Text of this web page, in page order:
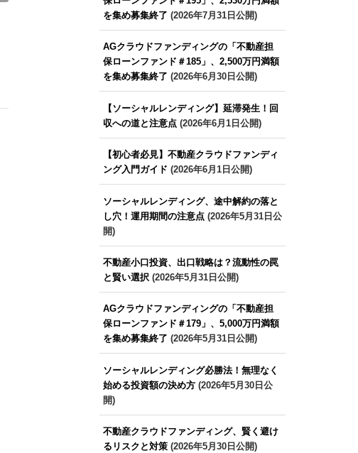
を集め募集終了 (2026年7月31日公開)
AGクラウドファンディングの「不動産担
保ローンファンド＃185」、2,500万円満額
を集め募集終了 (2026年6月30日公開)
【ソーシャルレンディング】延滞発生！回
収への道と注意点(2026年6月1日公開)
【初心者必見】不動産クラウドファンディ
ング入門ガイド (2026年6月1日公開)
ソーシャルレンディング、途中解約の落と
し穴！運用期間の注意点(2026年5月31日公
開)
不動産小口投資、出口戦略は？流動性の罠
と賢い選択(2026年5月31日公開)
AGクラウドファンディングの「不動産担
保ローンファンド＃179」、5,000万円満額
を集め募集終了 (2026年5月31日公開)
ソーシャルレンディング必勝法！無理なく
始める投資額の決め方(2026年5月30日公
開)
不動産クラウドファンディング、賢く避け
るリスクと対策(2026年5月30日公開)